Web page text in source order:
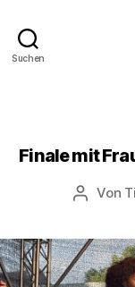
Suchen
Finale mit
Von